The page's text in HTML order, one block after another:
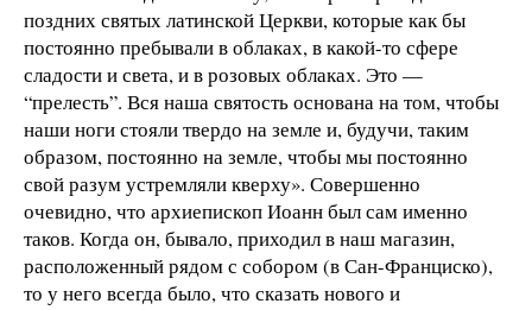
поздних святых латинской Церкви, которые как бы
постоянно пребывали в облаках, в какой-то сфере
сладости и света, и в розовых облаках. Это —
“прелесть”. Вся наша святость основана на том, чтобы
наши ноги стояли твердо на земле и, будучи, таким
образом, постоянно на земле, чтобы мы постоянно
свой разум устремляли кверху». Совершенно
очевидно, что архиепископ Иоанн был сам именно
таков. Когда он, бывало, приходил в наш магазин,
расположенный рядом с собором (в Сан-Франциско),
то у него всегда было, что сказать нового и